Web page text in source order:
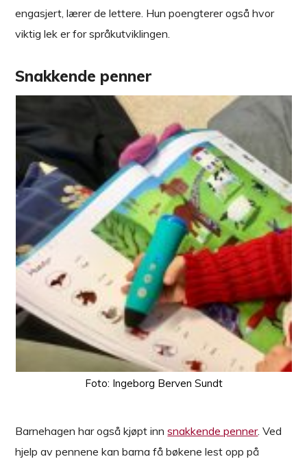
engasjert, lærer de lettere. Hun poengterer også hvor
viktig lek er for språkutviklingen.
Snakkende penner
Foto: Ingeborg Berven Sundt
Barnehagen har også kjøpt innsnakkende penner. Ved
hjelp av pennene kan barna få bøkene lest opp på